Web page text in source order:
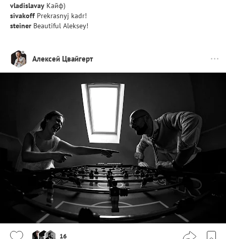
vladislavay Кайф)
sivakoff Prekrasnyj kadr!
steiner Beautiful Aleksey!
Алексей Цвайгерт
16